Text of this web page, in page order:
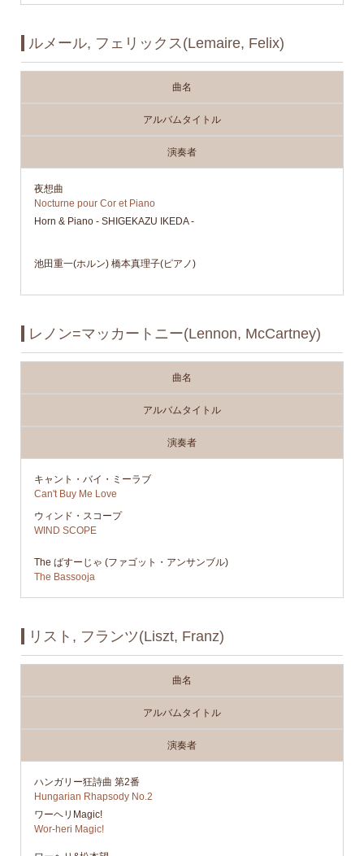
ルメール, フェリックス(Lemaire, Felix)
曲名
アルバムタイトル
演奏者
夜想曲
Nocturne pour Cor et Piano
Horn & Piano - SHIGEKAZU IKEDA -
池田重一(ホルン) 橋本真理子(ピアノ)
レノン=マッカートニー(Lennon, McCartney)
曲名
アルバムタイトル
演奏者
キャント・バイ・ミーラブ
Can't Buy Me Love
ウィンド・スコープ
WIND SCOPE
The ばすーじゃ (ファゴット・アンサンブル)
The Bassooja
リスト, フランツ(Liszt, Franz)
曲名
アルバムタイトル
演奏者
ハンガリー狂詩曲 第2番
Hungarian Rhapsody No.2
ワーヘリMagic!
Wor-heri Magic!